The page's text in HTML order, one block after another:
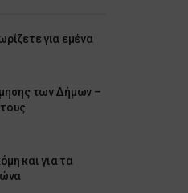
για εμένα
των Δήμων –
και για τα